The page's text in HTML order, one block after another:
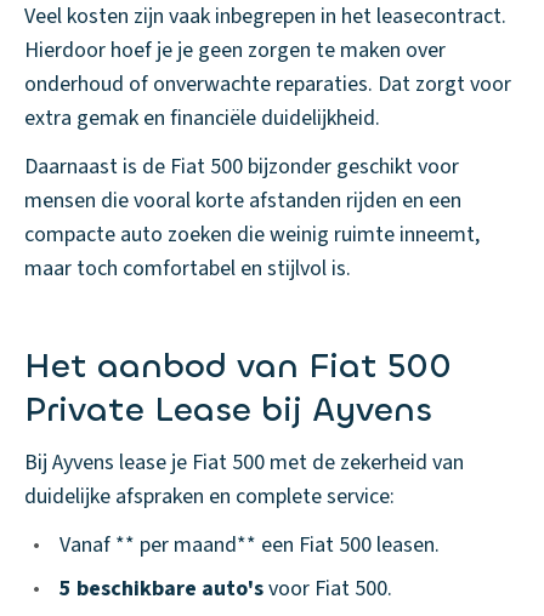
Veel kosten zijn vaak inbegrepen in het leasecontract.
Hierdoor hoef je je geen zorgen te maken over
onderhoud of onverwachte reparaties. Dat zorgt voor
extra gemak en financiële duidelijkheid.
Daarnaast is de Fiat 500 bijzonder geschikt voor
mensen die vooral korte afstanden rijden en een
compacte auto zoeken die weinig ruimte inneemt,
maar toch comfortabel en stijlvol is.
Het aanbod van Fiat 500
Private Lease bij Ayvens
Bij Ayvens lease je Fiat 500 met de zekerheid van
duidelijke afspraken en complete service:
•
Vanaf ** per maand** een Fiat 500 leasen.
•
5 beschikbare auto'svoor Fiat 500.